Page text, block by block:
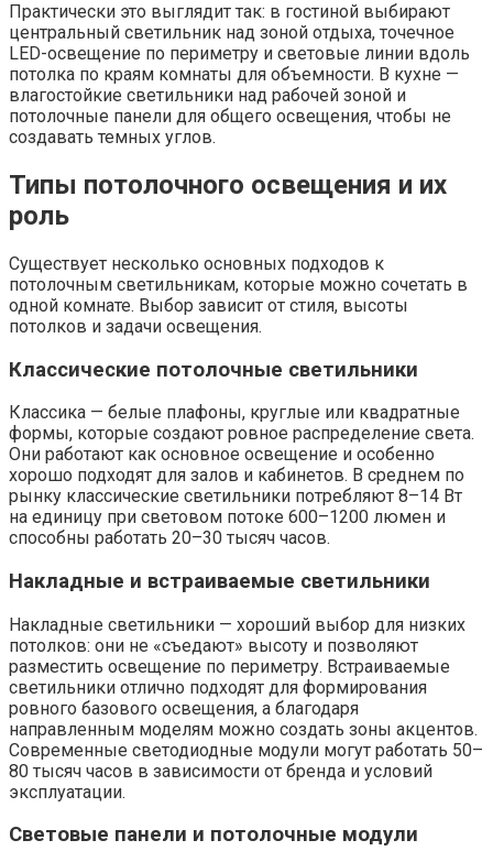
Практически это выглядит так: в гостиной выбирают
центральный светильник над зоной отдыха, точечное
LED-освещение по периметру и световые линии вдоль
потолка по краям комнаты для объемности. В кухне —
влагостойкие светильники над рабочей зоной и
потолочные панели для общего освещения, чтобы не
создавать темных углов.
Типы потолочного освещения и их
роль
Существует несколько основных подходов к
потолочным светильникам, которые можно сочетать в
одной комнате. Выбор зависит от стиля, высоты
потолков и задачи освещения.
Классические потолочные светильники
Классика — белые плафоны, круглые или квадратные
формы, которые создают ровное распределение света.
Они работают как основное освещение и особенно
хорошо подходят для залов и кабинетов. В среднем по
рынку классические светильники потребляют 8–14 Вт
на единицу при световом потоке 600–1200 люмен и
способны работать 20–30 тысяч часов.
Накладные и встраиваемые светильники
Накладные светильники — хороший выбор для низких
потолков: они не «съедают» высоту и позволяют
разместить освещение по периметру. Встраиваемые
светильники отлично подходят для формирования
ровного базового освещения, а благодаря
направленным моделям можно создать зоны акцентов.
Современные светодиодные модули могут работать 50–
80 тысяч часов в зависимости от бренда и условий
эксплуатации.
Световые панели и потолочные модули